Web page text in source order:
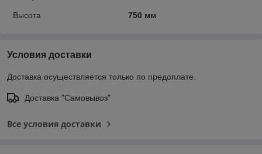
Высота 750 мм
Условия доставки
Доставка осуществляется только по предоплате.
Доставка "Самовывоз"
Все условия доставки